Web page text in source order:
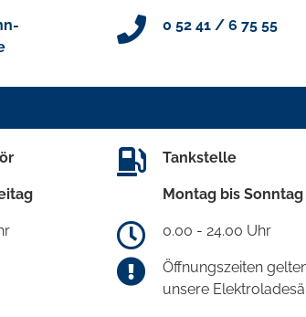
0 52 41 / 6 75 55
Tankstelle
Montag bis Sonntag
0.00 - 24.00 Uhr
Öffnungszeiten
unsere